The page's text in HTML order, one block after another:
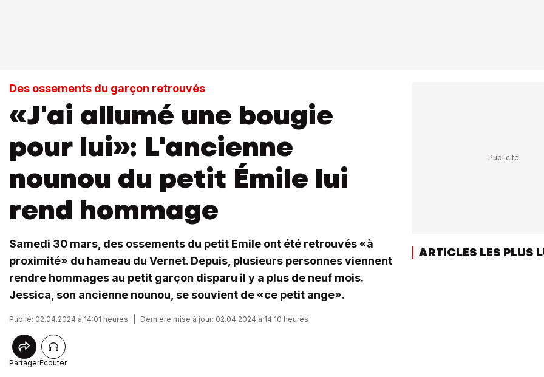
Des ossements du garçon retrouvés
«J'ai allumé une bougie
pour lui»: L'ancienne
nounou du petit Émile lui
rend hommage
Samedi 30 mars, des ossements du petit Emile ont été retrouvés «à
proximité» du hameau du Vernet. Depuis, plusieurs personnes viennent
rendre hommages au petit garçon disparu il y a plus de neuf mois.
Jessica, son ancienne nounou, se souvient de «ce petit ange».
Publié: 02.04.2024 à 14:01 heures Dernière mise à jour: 02.04.2024 à 14:10 heures
PartagerÉcouter
ARTICLES LES PLUS